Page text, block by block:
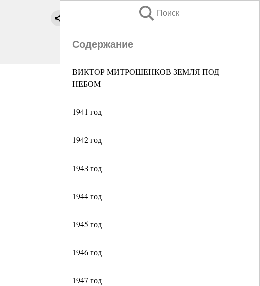
Поиск
Содержание
ВИКТОР МИТРОШЕНКОВ ЗЕМЛЯ ПОД
НЕБОМ
1941 год
1942 год
194З год
1944 год
1945 год
1946 год
1947 год